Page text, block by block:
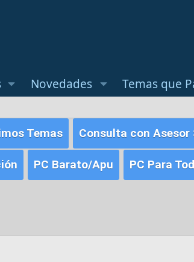
Novedades Temas que
Temas Consulta con Asesor
PC Barato/Apu PC Para